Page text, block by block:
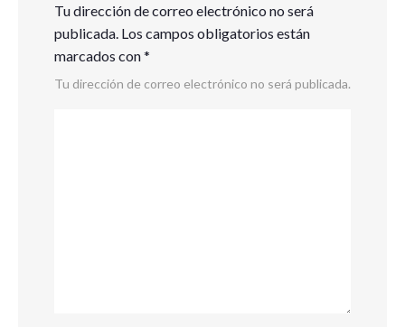
Tu dirección de correo electrónico no será
publicada. Los campos obligatorios están
marcados con*
Tu dirección de correo electrónico no será publicada.